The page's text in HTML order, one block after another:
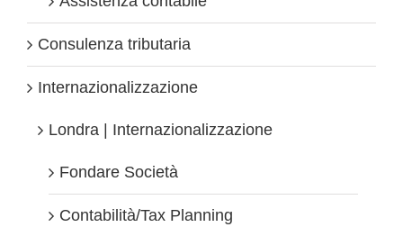
Consulenza tributaria
Internazionalizzazione
Londra | Internazionalizzazione
Fondare Società
Contabilità/Tax Planning